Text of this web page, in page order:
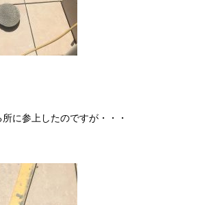
に参上したのですが・・・